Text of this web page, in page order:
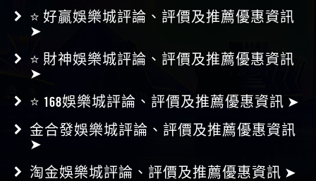
⭐ 好贏娛樂城評論、評價及推薦優惠資訊
➤
⭐ 財神娛樂城評論、評價及推薦優惠資訊
➤
⭐ 168娛樂城評論、評價及推薦優惠資訊 ➤
金合發娛樂城評論、評價及推薦優惠資訊
➤
淘金娛樂城評論、評價及推薦優惠資訊 ➤